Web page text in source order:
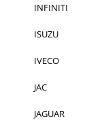
INFINITI
ISUZU
IVECO
JAC
JAGUAR